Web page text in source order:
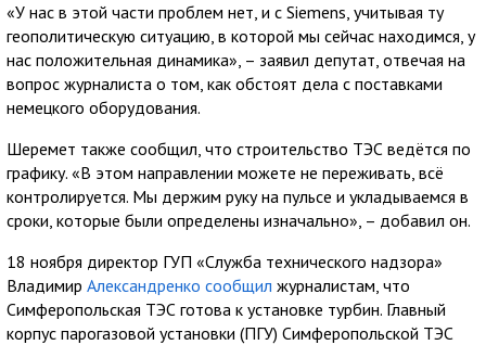
«У нас в этой части проблем нет, и с Siemens, учитывая ту
геополитическую ситуацию, в которой мы сейчас находимся, у
нас положительная динамика», – заявил депутат, отвечая на
вопрос журналиста о том, как обстоят дела с поставками
немецкого оборудования.
Шеремет также сообщил, что строительство ТЭС ведётся по
графику. «В этом направлении можете не переживать, всё
контролируется. Мы держим руку на пульсе и укладываемся в
сроки, которые были определены изначально», – добавил он.
18 ноября директор ГУП «Служба технического надзора»
Владимир Александренко сообщил журналистам, что
Симферопольская ТЭС готова к установке турбин. Главный
корпус парогазовой установки (ПГУ) Симферопольской ТЭС